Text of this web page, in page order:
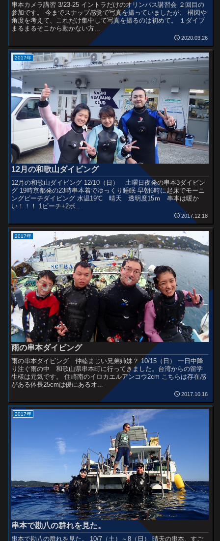
串本カメラ講習 3/23-25 イントラだけのオリンパス講習会 ２回目の
参加です。 今までスナップ感覚で写真を撮っていましたが、 構図や
角度を考えて、これだけ集中して写真を撮るのは初めて。 １ダイブ
まるまるそこから動かない方...
2020.03.26
2017年
12月の和歌山ダイビング
12月の和歌山ダイビング 12/10（日） 土曜日夜発の串本3ダイビン
グ 19時京都発の23時串本着でゆっくり睡眠 早朝6時に起床でモーニ
ングビーチダイビング 水温19℃ 晴天 透明度15ｍ 串本は暖か
い！！！ 1ビーチ+2ボ...
2017.12.18
2017年
雨の串本ダイビング
雨の串本ダイビング 仲睦まじい兄弟姉妹？ 10/15（日） 一日中降
り注ぐ雨の中 和歌山県串本町に行ってきました。台湾からの留学
生様は元気です。 住崎南のイロカエルアンコウ2cm こちらは存在感
がある体長25cmは優にあるオ...
2017.10.16
2017年
串本で勘八の群れを見た。
串本で勘八の群れを見た。 10/7（土）～8（日） 晴天の串本、すご